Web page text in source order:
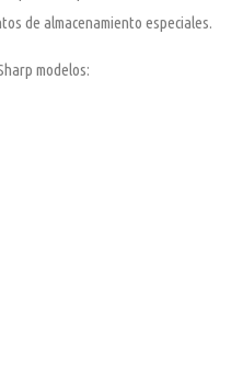
de almacenamiento especiales.
modelos: